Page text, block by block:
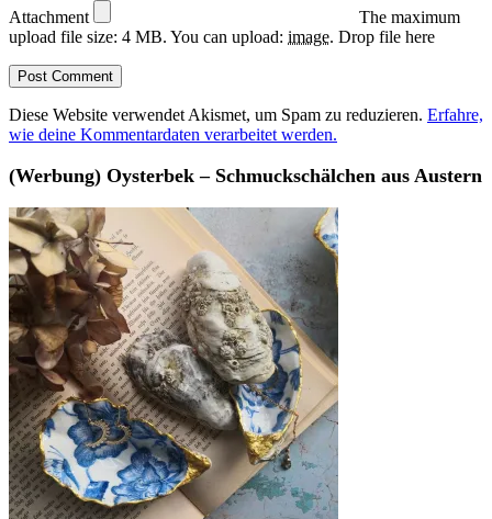
Attachment
The maximum
upload file size: 4 MB. You can upload: image. Drop file here
Diese Website verwendet Akismet, um Spam zu reduzieren. Erfahre,
wie deine Kommentardaten verarbeitet werden.
(Werbung) Oysterbek – Schmuckschälchen aus Austern